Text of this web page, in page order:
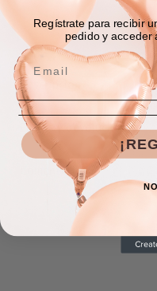
Descripción
Envíos y devoluciones
Comentarios
Regístrate para recibir
pedido y acceder